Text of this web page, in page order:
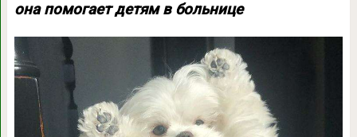
она помогает детям в больнице